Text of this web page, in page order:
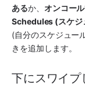
あるか、 オンコー
Schedules (スケジ
(自分のスケジュー
きを追加します。
下にスワイプ